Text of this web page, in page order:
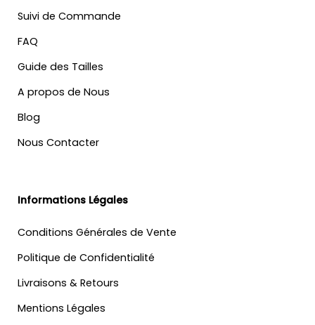
Suivi de Commande
FAQ
Guide des Tailles
A propos de Nous
Blog
Nous Contacter
Informations Légales
Conditions Générales de Vente
Politique de Confidentialité
Livraisons & Retours
Mentions Légales